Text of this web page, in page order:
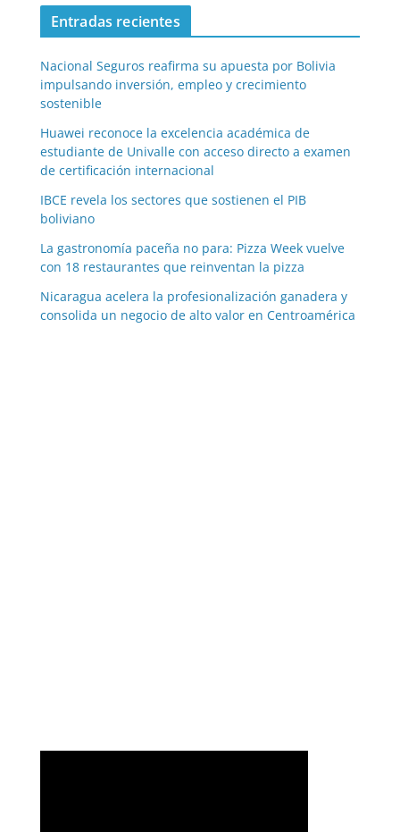
Entradas recientes
Nacional Seguros reafirma su apuesta por Bolivia
impulsando inversión, empleo y crecimiento
sostenible
Huawei reconoce la excelencia académica de
estudiante de Univalle con acceso directo a examen
de certificación internacional
IBCE revela los sectores que sostienen el PIB
boliviano
La gastronomía paceña no para: Pizza Week vuelve
con 18 restaurantes que reinventan la pizza
Nicaragua acelera la profesionalización ganadera y
consolida un negocio de alto valor en Centroamérica